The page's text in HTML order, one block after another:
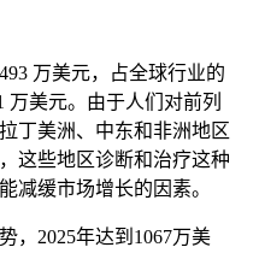
万美元，占全球行业的
万美元。由于人们对前列
丁美洲、中东和非洲地区
这些地区诊断和治疗这种
减缓市场增长的因素。
，2025年达到1067万美